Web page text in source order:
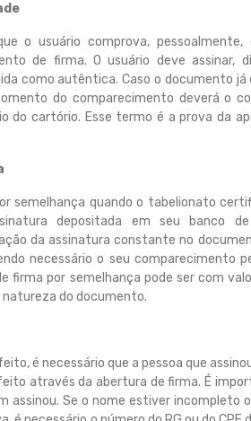
o usuário comprova, pessoalmente,
de firma. O usuário deve assinar,
como autêntica. Caso o documento já
do comparecimento deverá o
do cartório. Esse termo é a prova da
semelhança quando o tabelionato
depositada em seu banco
da assinatura constante no
necessário o seu comparecimento
firma por semelhança pode ser com
do documento.
é necessário que a pessoa que
através da abertura de firma. É
Se o nome estiver incompleto